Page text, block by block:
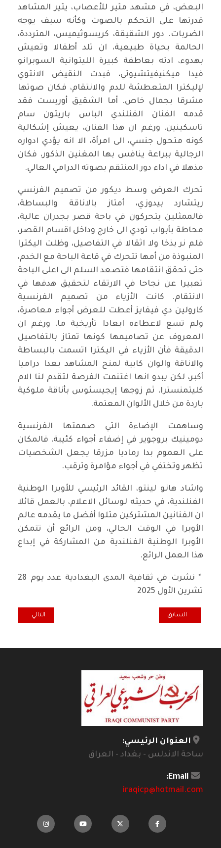
البعض، في مشهد مثير للأعصاب، يثير المشاهد
قدرتها على التحكم بالصوت وكأنه سيف يوجه
الضربات. دور الشقيقة، كريسوثيميس، المترددة،
الحالمة بحياة طبيعية، ان تلد أطفالا وتعيش
بهدوء، ادته بعاطفة كبيرة الليتوانية السوبرانو
فيدا ميكنيفيتشيوتي، فبدت النقيض الانثوي
لإليكترا المتعطشة للدم والانتقام، فكان صوتها
مشرقا بجمال خاص. أما الشقيق أوريست فقد
قدمه الفنان الفنلندي الباس باريتون سام
تاسكينين، ورغم ان هذا الفنان، يعيش إشكالية
كونه متحول جنسي، الى امرأة، الا انه يؤدي ادواره
الرجالية ببراعة ينافس بها المغنين الذكور، فكان
مذهلا في اداء دور المنتقم بصوته الدرامي العالي.
تحرك العرض وسط ديكور من تصميم الفرنسي
ريتشارد بيدوزي، أمتاز بالاناقة والبساطة،
فالممثلين يتحركون في باحة قصر بجدران عالية،
محاطة بأبواب تودي الى خارج وداخل اقسام القصر،
فلم نر بذخا ولا اثقالا في التفاصيل، وظلت اليكترا
المنبوذة من أمها تتحرك في قاعة الباحة مع الخدم،
حتى تحقق انتقامها فتصعد السلم الى اعلى الباحة
تعبيرا عن نجاحا في الارتقاء لتحقيق هدفها في
الانتقام. كانت الأزياء من تصميم الفرنسية
كارولين دي فيفايز أعطت للعرض أجواء معاصرة،
ولم تسع لاعطاءه ابعادا تأريخية ما، ورغم ان
المعروف عن تصاميمها كونها تمتاز بالتفاصيل
الدقيقة فأن الأزياء في اليكترا اتسمت بالبساطة
والاناقة والوان كابية لمنح المشاهد بعدا دراميا
أكبر، لكن يبدو انها اغتنمت الفرصة لتقدم لنا الام
كليتمنسترا، ثم زوجها إيجيسثوس بأناقة ملوكية
باردة من خلال الألوان المعتمة.
وساهمت الإضاءة التي صممتها الفرنسية
دومينيك بروجوير في إضفاء أجواء كئيبة، فالمكان
على العموم بدا رماديا مزرقا يجعل الشخصيات
تظهر وتختفي في أجواء مؤامرة وترقب.
واشاد هانو لينتو، القائد الرئيسي للأوبرا الوطنية
الفنلندية، في حديثه لوسائل الاعلام، بالعمل قائلا
ان الفنانين المشتركين مثلوا أفضل ما يقدمه عالم
الأوبرا في الوقت الحالي، ومن الرائع أن تتمكن
الأوبرا الوطنية الفنلندية من المشاركة في إبداع
هذا العمل الرائع.
* نشرت في ثقافية المدى البغدادية عدد يوم 28
تشرين الأول 2025
المقال السابق: نداء الخلايا
السابق المقال التالي:
التالي
العنوان الرئيسي:
ساحة الاندلس - بغداد - العراق
Email:
iraqicp@hotmail.com